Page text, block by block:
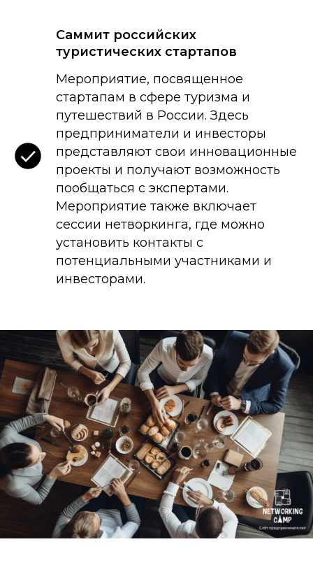
Саммит российских
туристических стартапов
Мероприятие, посвященное
стартапам в сфере туризма и
путешествий в России. Здесь
предприниматели и инвесторы
представляют свои инновационные
проекты и получают возможность
пообщаться с экспертами.
Мероприятие также включает
сессии нетворкинга, где можно
установить контакты с
потенциальными участниками и
инвесторами.